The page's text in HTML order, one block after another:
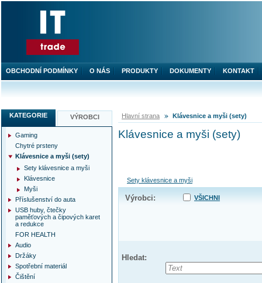
Hlavní strana Klávesnice a myši (sety)
Klávesnice a myši (sety)
Sety klávesnice a myši
Výrobci: VŠICHNI
Hledat:
KATEGORIE VÝROBCI
Gaming
Chytré prsteny
Klávesnice a myši (sety)
Sety klávesnice a myši
Klávesnice
Myši
Příslušenství do auta
USB huby, čtečky
paměťových a čipových karet
a redukce
FOR HEALTH
Audio
Držáky
Spotřební materiál
Čištění
OBCHODNÍ PODMÍNKY O NÁS PRODUKTY DOKUMENTY KONTAKT